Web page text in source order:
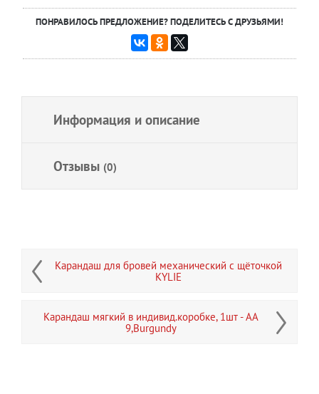
ПОНРАВИЛОСЬ ПРЕДЛОЖЕНИЕ? ПОДЕЛИТЕСЬ С ДРУЗЬЯМИ!
Информация и описание
Отзывы (0)
Карандаш для бровей механический с щёточкой
KYLIE
Карандаш мягкий в индивид.коробке, 1шт - АА
9,Burgundy